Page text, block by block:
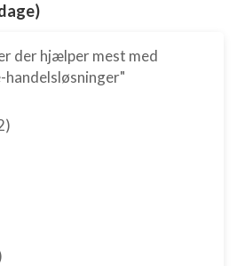
der hjælper mest med
handelsløsninger"